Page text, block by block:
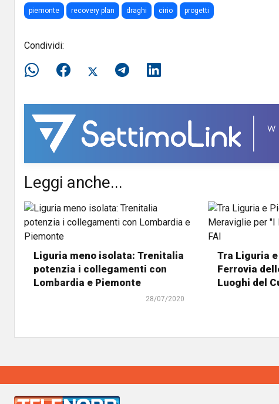
piemonte recovery plan draghi cirio progetti
Condividi:
Leggi anche...
Liguria meno isolata: Trenitalia
potenzia i collegamenti con
Lombardia e Piemonte
28/07/2020
Tra Liguria
Ferrovia
Luoghi del